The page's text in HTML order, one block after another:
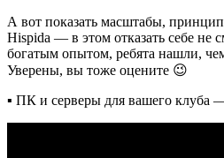
А вот показать масштабы,
Hispida — в этом отказать себе не
богатым опытом, ребята нашли,
Уверены, вы тоже оцените 😉
▪️ ПК и серверы для вашего клуба